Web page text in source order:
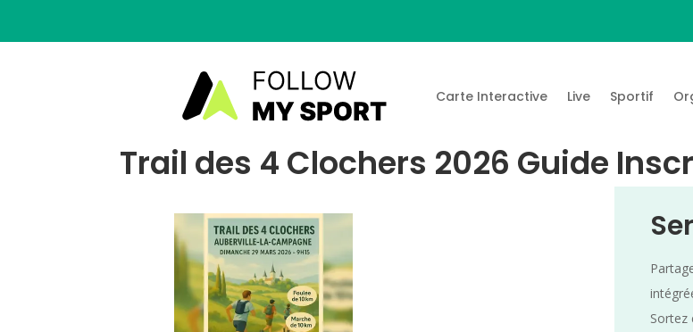
Carte Interactive Live Sportif
Trail des 4 Clochers 2026 Guide
Sortez